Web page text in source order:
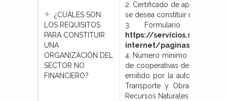
¿CUÁLES SON
LOS REQUISITOS
PARA CONSTITUIR
UNA
ORGANIZACIÓN DEL
SECTOR NO
FINANCIERO?
2. Certificado de apertura de
se desea constituir mínimo 1
3. Formulario único
https://
internet/paginas/reps/
4. Número mínimo de
de cooperativas de
emitido por la autoridad
Transporte y Obras
Recursos Naturales no